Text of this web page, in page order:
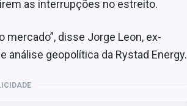
as interrupções no estreito.
disse Jorge Leon, ex-
análise geopolítica da Rystad Energy.